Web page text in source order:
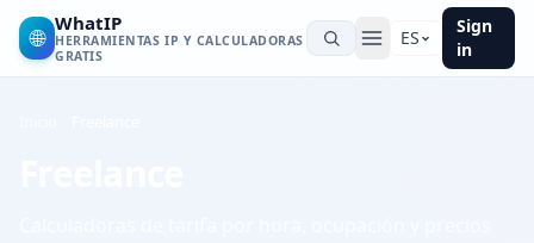
🌐
WhatIP
HERRAMIENTAS IP Y CALCULADORAS
GRATIS
ES
Sign
in